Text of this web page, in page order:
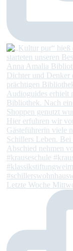
Letzte Woche